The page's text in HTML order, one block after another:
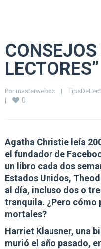
CONSEJOS
LECTORES”
Por masterwebcc |
|
0
Agatha Christie leía
el fundador de
un libro cada dos
Estados Unidos,
al día, incluso dos o
tranquila. ¿Pero cómo
mortales?
Harriet Klausner, una
murió el año pasado,